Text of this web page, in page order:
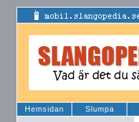
Hemsidan Slumpa